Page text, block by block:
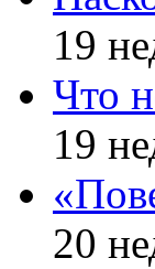
19
Что
19
20